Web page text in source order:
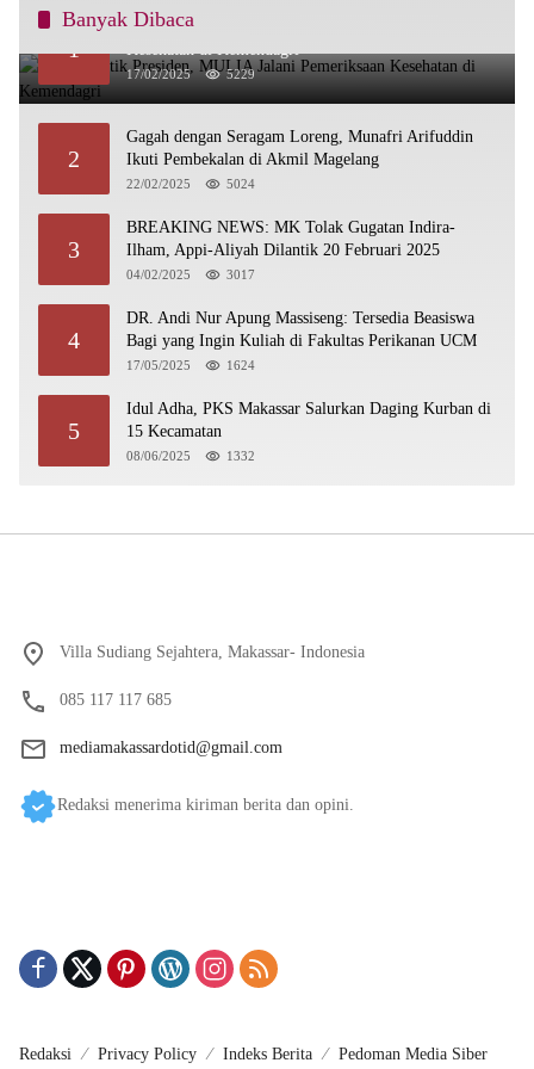
Banyak Dibaca
1
Siap Dilantik Presiden, MULIA Jalani Pemeriksaan
Kesehatan di Kemendagri
17/02/2025 5229
2
Gagah dengan Seragam Loreng, Munafri Arifuddin
Ikuti Pembekalan di Akmil Magelang
22/02/2025 5024
3
BREAKING NEWS: MK Tolak Gugatan Indira-
Ilham, Appi-Aliyah Dilantik 20 Februari 2025
04/02/2025 3017
4
DR. Andi Nur Apung Massiseng: Tersedia Beasiswa
Bagi yang Ingin Kuliah di Fakultas Perikanan UCM
17/05/2025 1624
5
Idul Adha, PKS Makassar Salurkan Daging Kurban di
15 Kecamatan
08/06/2025 1332
Villa Sudiang Sejahtera, Makassar- Indonesia
085 117 117 685
mediamakassardotid@gmail.com
Redaksi menerima kiriman berita dan opini.
Redaksi Privacy Policy Indeks Berita Pedoman Media Siber